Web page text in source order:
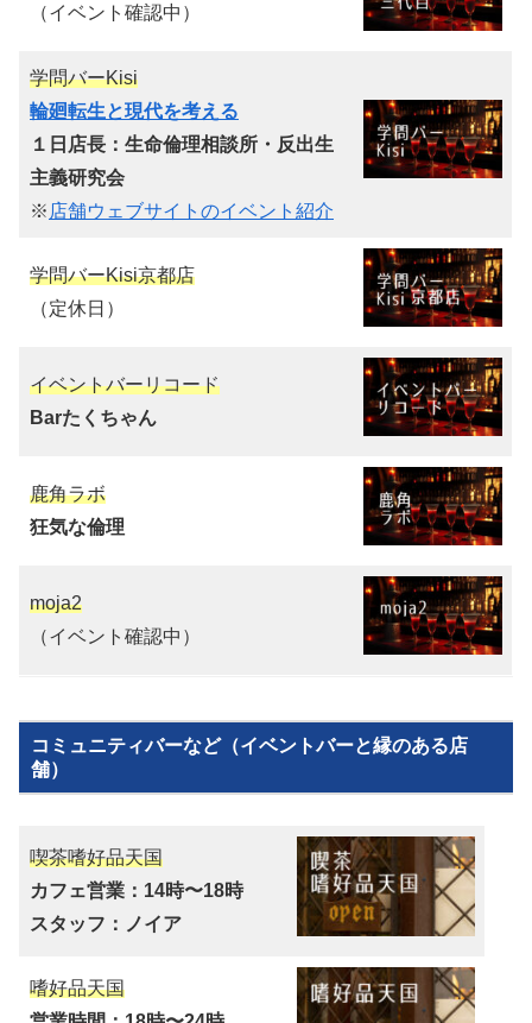
（イベント確認中）
学問バーKisi
輪廻転生と現代を考える
１日店長：生命倫理相談所・反出生
主義研究会
※ 店舗ウェブサイトのイベント紹介
学問バーKisi京都店
（定休日）
イベントバーリコード
Barたくちゃん
鹿角ラボ
狂気な倫理
moja2
（イベント確認中）
コミュニティバーなど（イベントバーと縁のある店
舗）
喫茶嗜好品天国
カフェ営業：14時〜18時
スタッフ：ノイア
嗜好品天国